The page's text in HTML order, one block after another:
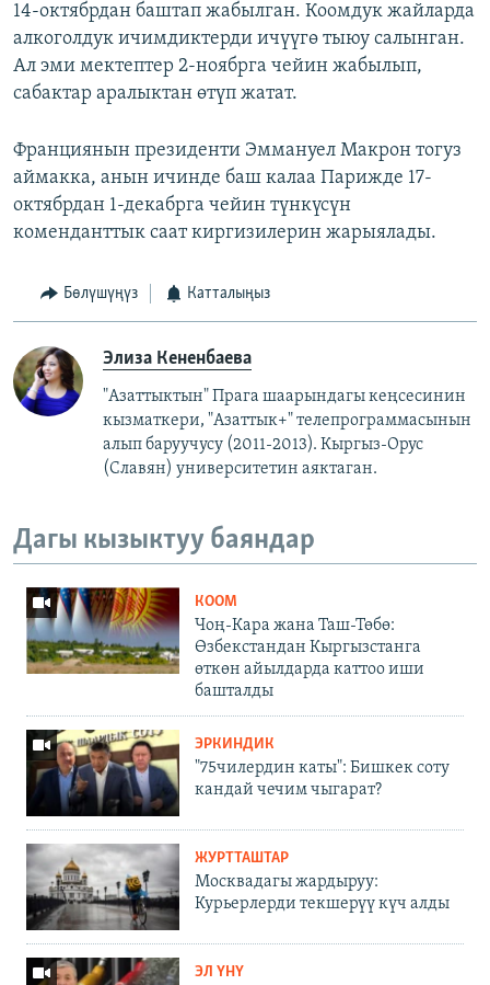
14-октябрдан баштап жабылган. Коомдук жайларда
алкоголдук ичимдиктерди ичүүгө тыюу салынган.
Ал эми мектептер 2-ноябрга чейин жабылып,
сабактар аралыктан өтүп жатат.
Франциянын президенти Эммануел Макрон тогуз
аймакка, анын ичинде баш калаа Парижде 17-
октябрдан 1-декабрга чейин түнкүсүн
коменданттык саат киргизилерин жарыялады.
Бөлүшүңүз Катталыңыз
Элиза Кененбаева
"Азаттыктын" Прага шаарындагы кеңсесинин
кызматкери, "Азаттык+" телепрограммасынын
алып баруучусу (2011-2013). Кыргыз-Орус
(Славян) университетин аяктаган.
Дагы кызыктуу баяндар
КООМ
Чоң-Кара жана Таш-Төбө:
Өзбекстандан Кыргызстанга
өткөн айылдарда каттоо иши
башталды
ЭРКИНДИК
"75чилердин каты": Бишкек соту
кандай чечим чыгарат?
ЖУРТТАШТАР
Москвадагы жардыруу:
Курьерлерди текшерүү күч алды
ЭЛ ҮНҮ